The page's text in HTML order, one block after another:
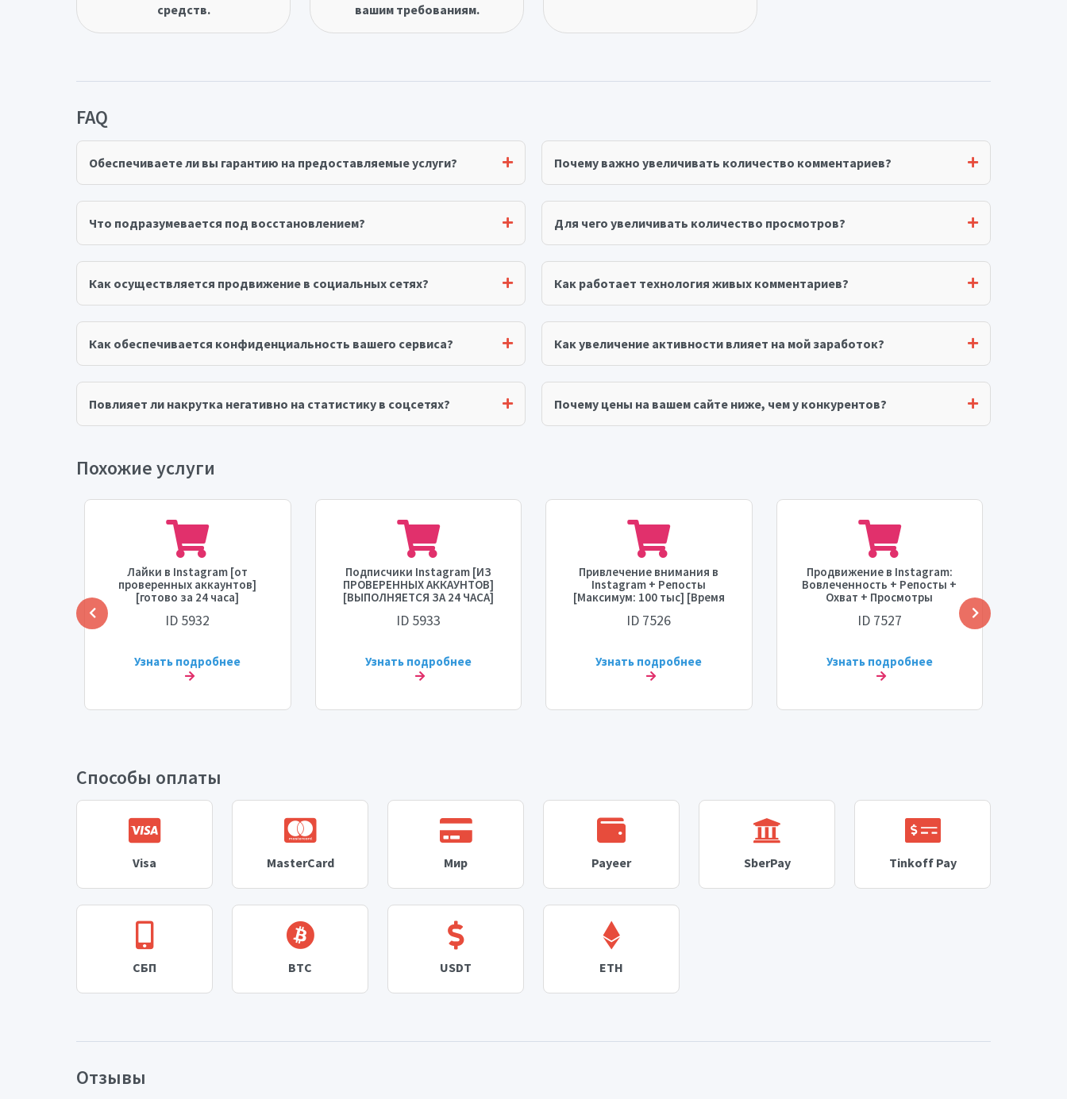
средств.
вашим требованиям.
FAQ
Обеспечиваете ли вы гарантию на предоставляемые услуги? Почему важно увеличивать количество комментариев?
Что подразумевается под восстановлением? Для чего увеличивать количество просмотров?
Как осуществляется продвижение в социальных сетях? Как работает технология живых комментариев?
Как обеспечивается конфиденциальность вашего сервиса? Как увеличение активности влияет на мой заработок?
Повлияет ли накрутка негативно на статистику в соцсетях? Почему цены на вашем сайте ниже, чем у конкурентов?
Похожие услуги
Лайки в Instagram [от
проверенных аккаунтов]
[готово за 24 часа]
ID 5932
Узнать подробнее
Подписчики Instagram [ИЗ
ПРОВЕРЕННЫХ АККАУНТОВ]
[ВЫПОЛНЯЕТСЯ ЗА 24 ЧАСА]
ID 5933
Узнать подробнее
Привлечение внимания в
Instagram + Репосты
[Максимум: 100 тыс] [Время
старта: МГНОВЕННО]
[Скорость: 100 тыс/час]
ID 7526
Узнать подробнее
Продвижение в Instagram:
Вовлеченность + Репосты +
Охват + Просмотры
старта: МГНОВЕННО]
ID 7527
Узнать подробнее
Способы оплаты
Visa MasterCard Мир Payeer SberPay Tinkoff Pay
СБП BTC USDT ETH
Отзывы